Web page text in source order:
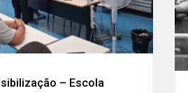
– Escola